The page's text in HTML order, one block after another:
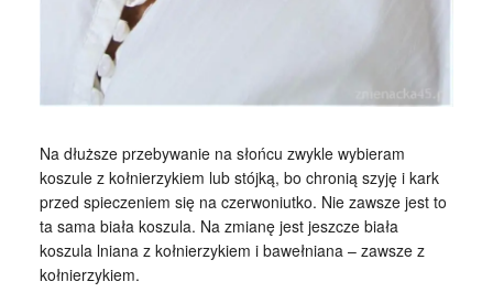
Na dłuższe przebywanie na słońcu zwykle wybieram
koszule z kołnierzykiem lub stójką, bo chronią szyję i kark
przed spieczeniem się na czerwoniutko. Nie zawsze jest to
ta sama biała koszula. Na zmianę jest jeszcze biała
koszula lniana z kołnierzykiem i bawełniana – zawsze z
kołnierzykiem.